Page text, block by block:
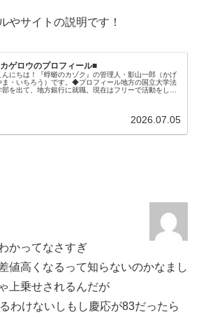
やサイトの説明です！
ゲロウのプロフィール■
んにちは！『蜉蝣のカゾク』の管理人・影山一郎（かげ
ま・いちろう）です。◆プロフィール地方の国立大学法
部を出て、地方銀行に就職。現在はフリーで活動をして
2026.07.05
かってなさすぎ
値高くなるって知らないのかなまし
上乗せされるんだが
わけないしもし慶応が83だったら